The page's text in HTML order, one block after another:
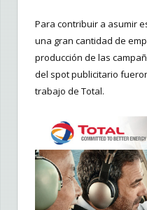
Para contribuir a asumir
una gran cantidad de
producción de las
del spot publicitario
trabajo de Total.